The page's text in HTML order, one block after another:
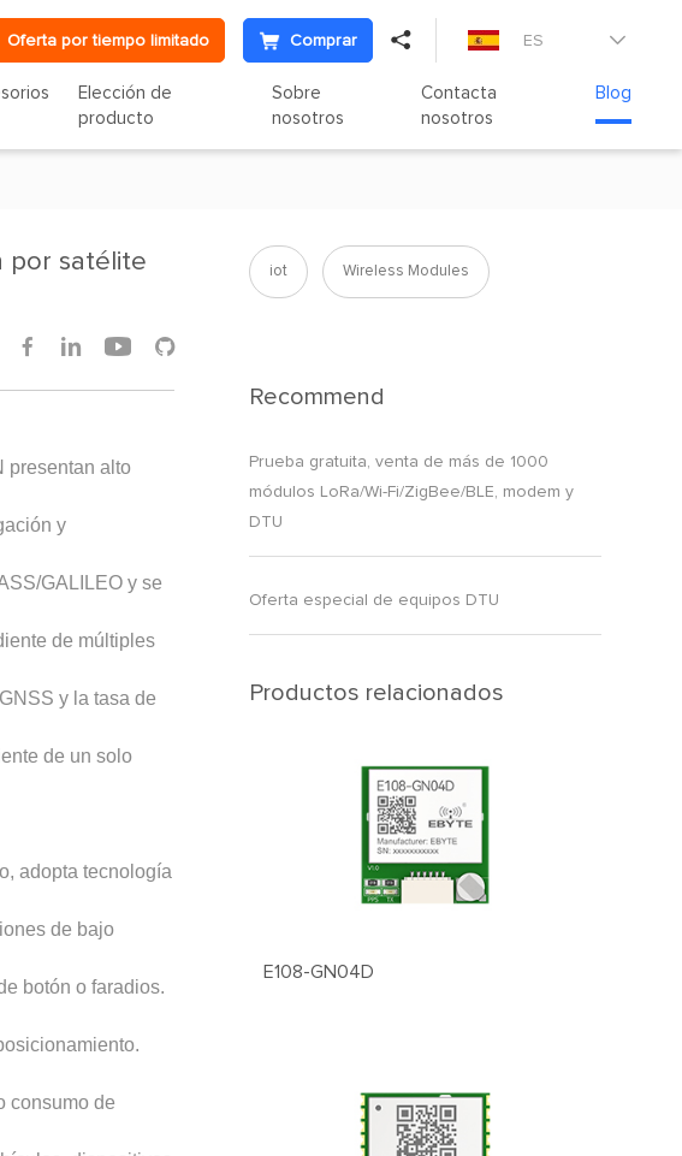
Oferta por tiempo limitado Comprar  ES 
Elección de
producto
Sobre
nosotros
Contacta
nosotros
Blog
por satélite
   
presentan alto
y
GALILEO y se
de múltiples
y la tasa de
de un solo
adopta tecnología
de bajo
botón o faradios.
consumo de
iot Wireless Modules
Recommend
Prueba gratuita, venta de más de 1000
módulos LoRa/Wi-Fi/ZigBee/BLE, modem y
DTU
Oferta especial de equipos DTU
Productos relacionados
E108-GN04D